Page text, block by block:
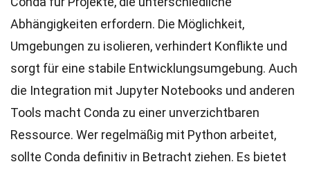
Abhängigkeiten erfordern. Die Möglichkeit,
Umgebungen zu isolieren, verhindert Konflikte und
sorgt für eine stabile Entwicklungsumgebung. Auch
die Integration mit Jupyter Notebooks und anderen
Tools macht Conda zu einer unverzichtbaren
Ressource. Wer regelmäßig mit Python arbeitet,
sollte Conda definitiv in Betracht ziehen. Es bietet